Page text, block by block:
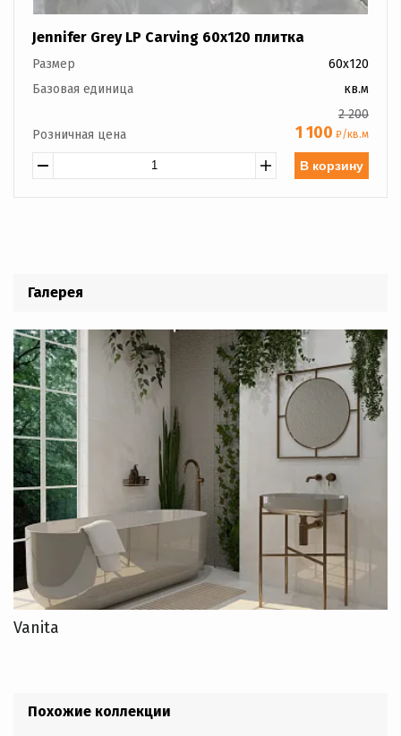
Jennifer Grey LP Carving 60x120 плитка
Размер
60x120
Базовая единица
кв.м
Розничная цена
2 200
1 100 ₽/кв.м
В корзину
Галерея
Vanita
Похожие коллекции